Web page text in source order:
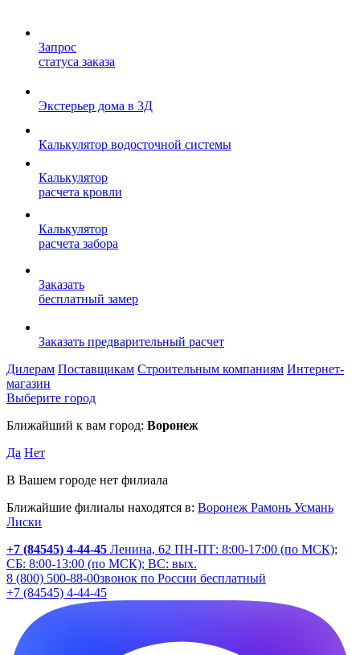
Запрос
статуса заказа
Экстерьер дома в 3Д
Калькулятор водосточной системы
Калькулятор
расчета кровли
Калькулятор
расчета забора
Заказать
бесплатный замер
Заказать предварительный расчет
Дилерам Поставщикам Строительным компаниям Интернет-
магазин
Выберите город
Ближайший к вам город: Воронеж
Да Нет
В Вашем городе нет филиала
Ближайшие филиалы находятся в: Воронеж Рамонь Усмань
Лиски
+7 (84545) 4-44-45 Ленина, 62 ПН-ПТ: 8:00-17:00 (по МСК);
СБ: 8:00-13:00 (по МСК); ВС: вых.
8 (800) 500-88-00звонок по России бесплатный
+7 (84545) 4-44-45